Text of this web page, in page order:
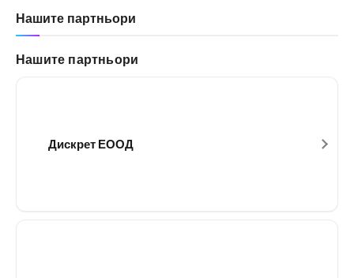
Нашите партньори
Нашите партньори
Дискрет ЕООД